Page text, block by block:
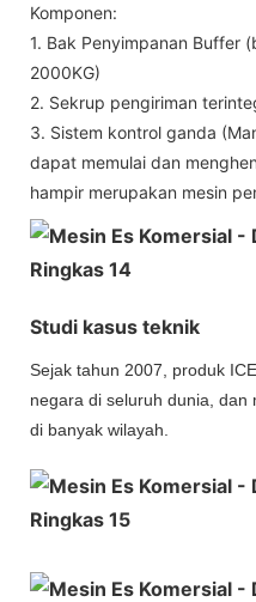
Komponen:
1. Bak Penyimpanan Buffer
2000KG)
2. Sekrup pengiriman
3. Sistem kontrol ganda
dapat memulai dan
hampir merupakan mesin
Studi kasus teknik
Sejak tahun 2007, produk
negara di seluruh dunia, dan
di banyak wilayah.